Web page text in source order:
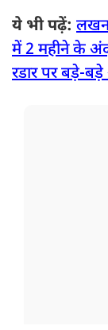
ये भी पढ़ें:
में 2 महीने के
रडार पर बड़े-